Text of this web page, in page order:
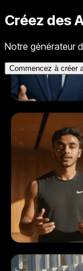
Créez des
Notre générateur
Commencez à créer